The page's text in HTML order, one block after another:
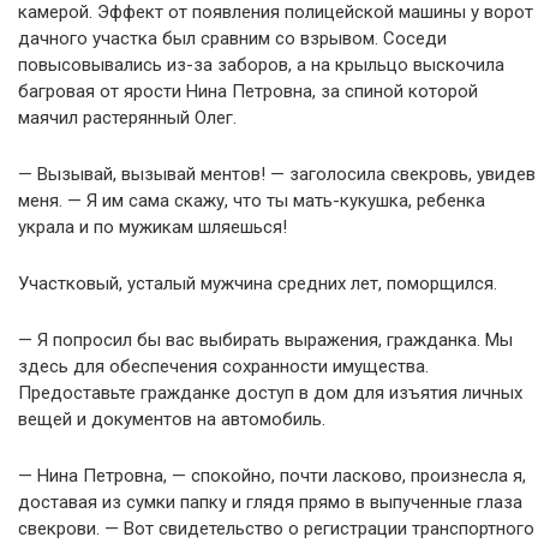
камерой. Эффект от появления полицейской машины у ворот
дачного участка был сравним со взрывом. Соседи
повысовывались из-за заборов, а на крыльцо выскочила
багровая от ярости Нина Петровна, за спиной которой
маячил растерянный Олег.
— Вызывай, вызывай ментов! — заголосила свекровь, увидев
меня. — Я им сама скажу, что ты мать-кукушка, ребенка
украла и по мужикам шляешься!
Участковый, усталый мужчина средних лет, поморщился.
— Я попросил бы вас выбирать выражения, гражданка. Мы
здесь для обеспечения сохранности имущества.
Предоставьте гражданке доступ в дом для изъятия личных
вещей и документов на автомобиль.
— Нина Петровна, — спокойно, почти ласково, произнесла я,
доставая из сумки папку и глядя прямо в выпученные глаза
свекрови. — Вот свидетельство о регистрации транспортного